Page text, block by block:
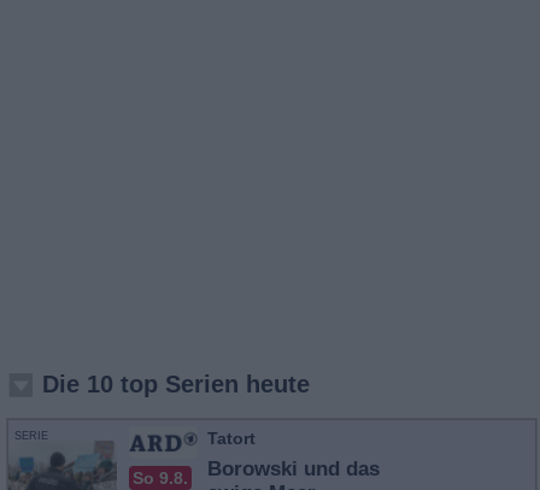
Die 10 top Serien heute
SERIE
So 9.8.
Tatort
Borowski und das